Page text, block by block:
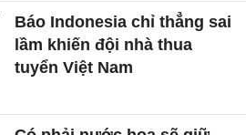
Báo Indonesia chỉ thẳng sai
lầm khiến đội nhà thua
tuyển Việt Nam